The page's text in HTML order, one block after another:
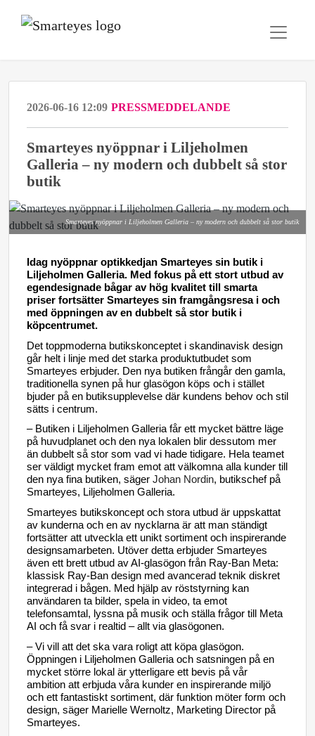
2026-06-16 12:09 PRESSMEDDELANDE
Smarteyes nyöppnar i Liljeholmen
Galleria – ny modern och dubbelt så stor
butik
Smarteyes nyöppnar i Liljeholmen Galleria – ny modern och dubbelt så stor butik
Idag nyöppnar optikkedjan Smarteyes sin butik i
Liljeholmen Galleria. Med fokus på ett stort utbud av
egendesignade bågar av hög kvalitet till smarta
priser fortsätter Smarteyes sin framgångsresa i och
med öppningen av en dubbelt så stor butik i
köpcentrumet.
Det toppmoderna butikskonceptet i skandinavisk design
går helt i linje med det starka produktutbudet som
Smarteyes erbjuder. Den nya butiken frångår den gamla,
traditionella synen på hur glasögon köps och i stället
bjuder på en butiksupplevelse där kundens behov och stil
sätts i centrum.
– Butiken i Liljeholmen Galleria får ett mycket bättre läge
på huvudplanet och den nya lokalen blir dessutom mer
än dubbelt så stor som vad vi hade tidigare. Hela teamet
ser väldigt mycket fram emot att välkomna alla kunder till
den nya fina butiken, säger Johan Nordin, butikschef på
Smarteyes, Liljeholmen Galleria.
Smarteyes butikskoncept och stora utbud är uppskattat
av kunderna och en av nycklarna är att man ständigt
fortsätter att utveckla ett unikt sortiment och inspirerande
designsamarbeten. Utöver detta erbjuder Smarteyes
även ett brett utbud av AI-glasögon från Ray-Ban Meta:
klassisk Ray-Ban design med avancerad teknik diskret
integrerad i bågen. Med hjälp av röststyrning kan
användaren ta bilder, spela in video, ta emot
telefonsamtal, lyssna på musik och ställa frågor till Meta
AI och få svar i realtid – allt via glasögonen.
– Vi vill att det ska vara roligt att köpa glasögon.
Öppningen i Liljeholmen Galleria och satsningen på en
mycket större lokal är ytterligare ett bevis på vår
ambition att erbjuda våra kunder en inspirerande miljö
och ett fantastiskt sortiment, där funktion möter form och
design, säger Marielle Wernoltz, Marketing Director på
Smarteyes.